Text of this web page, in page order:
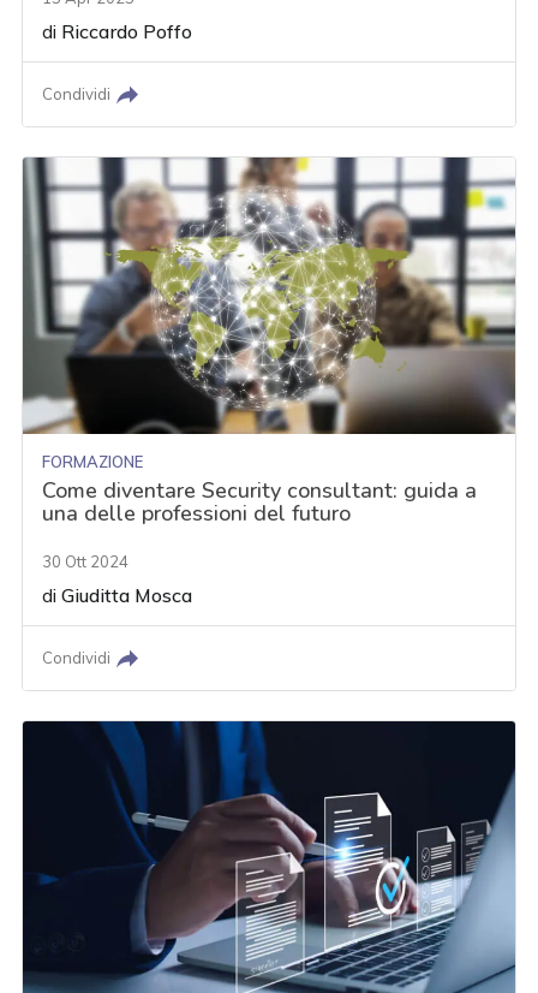
di Riccardo Poffo
Condividi
FORMAZIONE
Come diventare Security consultant: guida a
una delle professioni del futuro
30 Ott 2024
diGiuditta Mosca
Condividi